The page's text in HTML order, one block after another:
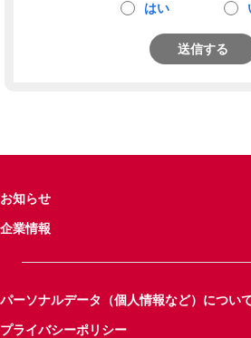
はい
送信する
お知らせ
企業情報
パーソナルデータ（個人情報など）につい
プライバシーポリシー